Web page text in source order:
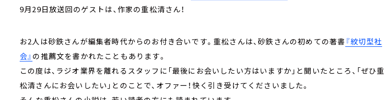
9月29日放送回のゲストは、作家の重松清さん！
お2人は砂鉄さんが編集者時代からのお付き合いです。重松さんは、砂鉄さんの初めての著書 『紋切型社
会』 の推薦文を書かれたこともあります。
この度は、ラジオ業界を離れるスタッフに「最後にお会いしたい方はいますか」と聞いたところ、「ぜひ重
松清さんにお会いしたい」とのことで、オファー！快く引き受けてくださいました。